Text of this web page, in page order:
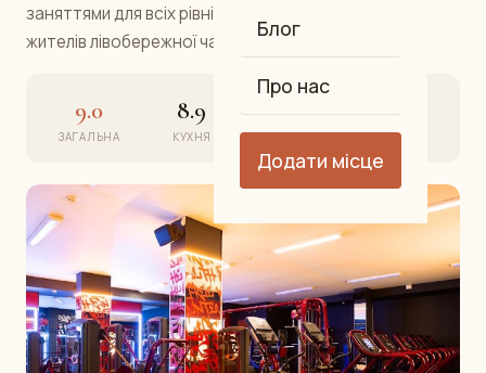
Блог
Про нас
Додати місце
заняттями для всіх рівнів підготовки. Зручний для
жителів лівобережної частини міста.
9.0
ЗАГАЛЬНА
8.9
КУХНЯ
9.1
АТМОСФЕРА
9.0
СЕРВІС